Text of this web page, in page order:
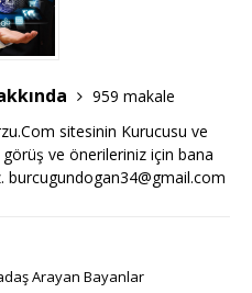
959 makale
sitesinin Kurucusu ve
ve önerileriniz için bana
burcugundogan34@gmail.com
Arayan Bayanlar